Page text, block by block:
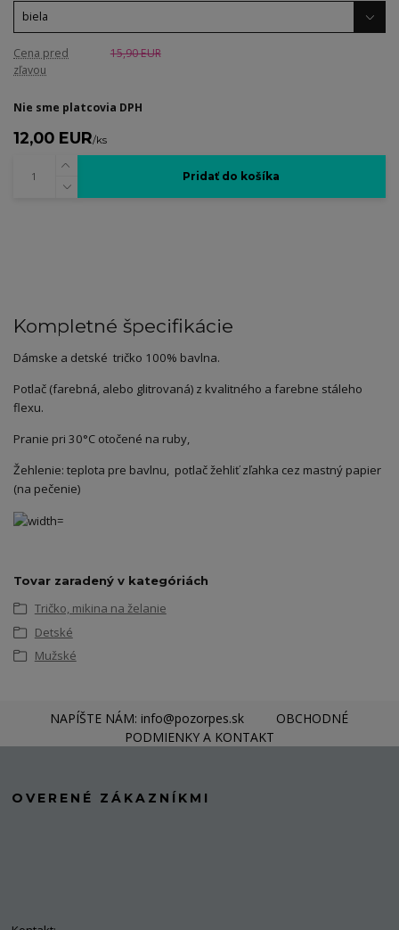
Cena pred
zľavou
15,90 EUR
Nie sme platcovia DPH
12,00 EUR/ks
Pridať do košíka
Kompletné špecifikácie
Dámske a detské tričko 100% bavlna.
Potlač (farebná, alebo glitrovaná) z kvalitného a farebne stáleho
flexu.
Pranie pri 30°C otočené na ruby,
Žehlenie: teplota pre bavlnu, potlač žehliť zľahka cez mastný papier
(na pečenie)
Tovar zaradený v kategóriách
Tričko, mikina na želanie
Detské
Mužské
NAPÍŠTE NÁM: info@pozorpes.sk
OBCHODNÉ
PODMIENKY A KONTAKT
OVERENÉ ZÁKAZNÍKMI